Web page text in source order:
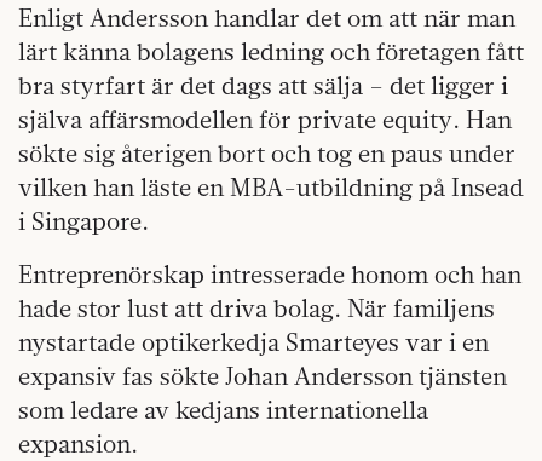
Enligt Andersson handlar det om att när man
lärt känna bolagens ledning och företagen fått
bra styrfart är det dags att sälja – det ligger i
själva affärsmodellen för private equity. Han
sökte sig återigen bort och tog en paus under
vilken han läste en MBA-utbildning på Insead
i Singapore.
Entreprenörskap intresserade honom och han
hade stor lust att driva bolag. När familjens
nystartade optikerkedja Smarteyes var i en
expansiv fas sökte Johan Andersson tjänsten
som ledare av kedjans internationella
expansion.